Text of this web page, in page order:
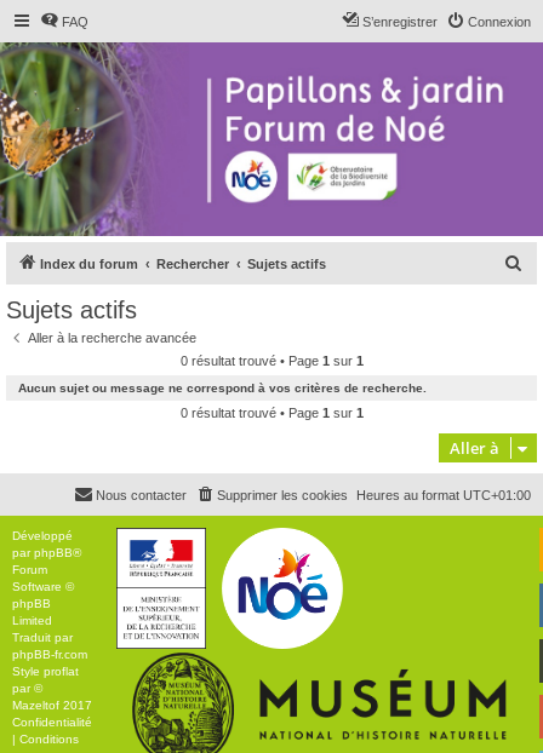
FAQ Connexion
S’enregistrer
Index du forum Rechercher Sujets actifs
c
h
e
Sujets actifs
Aller à la recherche avancée
0 résultat trouvé • Page 1 sur 1
Aucun sujet ou message ne correspond à vos critères de recherche.
0 résultat trouvé • Page 1 sur 1
Aller à
Heures au format UTC+01:00
Supprimer les cookies
Nous contacter
Développé
parphpBB®
Forum
Software ©
phpBB
Limited
Traduit par
phpBB-fr.com
Style proflat
par ©
Mazeltof 2017
Confidentialité
| Conditions